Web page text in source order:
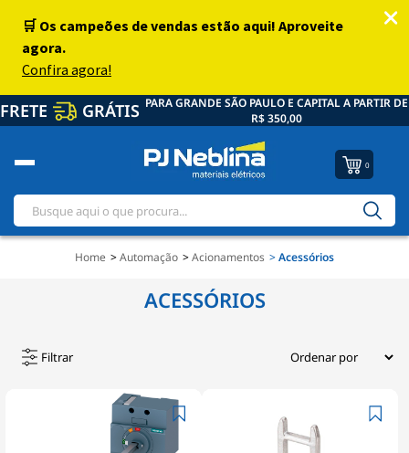
FRETE GRÁTIS PARA GRANDE SÃO PAULO E CAPITAL A PARTIR DE
R$ 350,00
0
Home Automação Acionamentos Acessórios
ACESSÓRIOS
Filtrar